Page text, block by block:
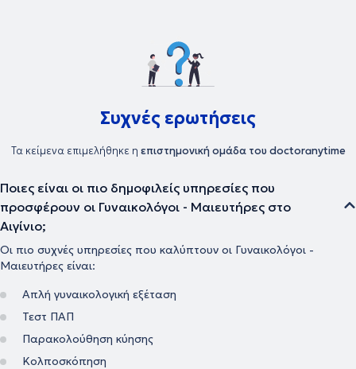
Συχνές ερωτήσεις
Τα κείμενα επιμελήθηκε η επιστημονική ομάδα του doctoranytime
Ποιες είναι οι πιο δημοφιλείς υπηρεσίες που
προσφέρουν οι Γυναικολόγοι - Μαιευτήρες στο
Αιγίνιο;
Οι πιο συχνές υπηρεσίες που καλύπτουν οι Γυναικολόγοι -
Μαιευτήρες είναι:
Απλή γυναικολογική εξέταση
Τεστ ΠΑΠ
Παρακολούθηση κύησης
Κολποσκόπηση